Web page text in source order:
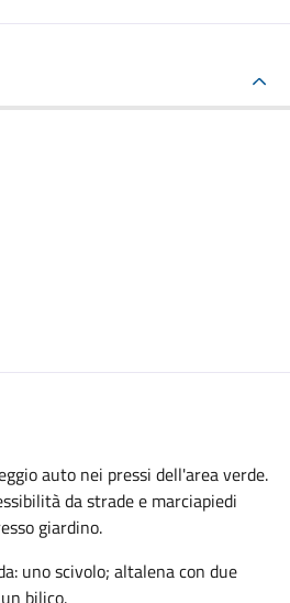
auto nei pressi dell'area verde.
da strade e marciapiedi
giardino.
uno scivolo; altalena con due
bilico.